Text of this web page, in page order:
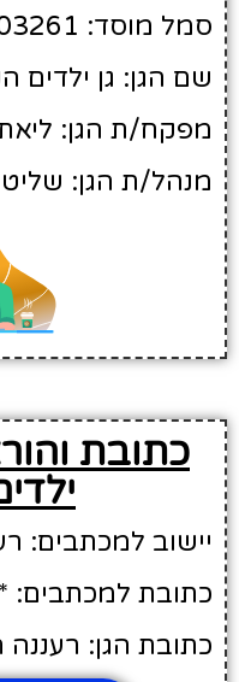
סמל מוסד: 403261
שם הגן: גן ילדים
מפקח/ת הגן: ליאת
מנהל/ת הגן: שליט
כתובת
יישוב למכתבים:
כתובת למכתבים:
כתובת הגן: רעננה